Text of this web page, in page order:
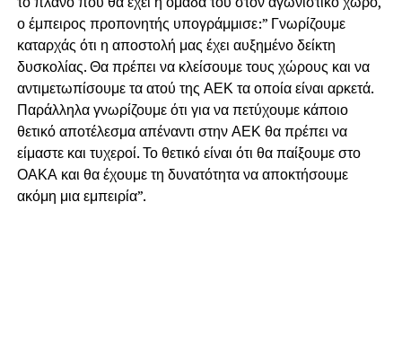
ο έμπειρος προπονητής υπογράμμισε:” Γνωρίζουμε
καταρχάς ότι η αποστολή μας έχει αυξημένο δείκτη
δυσκολίας. Θα πρέπει να κλείσουμε τους χώρους και να
αντιμετωπίσουμε τα ατού της ΑΕΚ τα οποία είναι αρκετά.
Παράλληλα γνωρίζουμε ότι για να πετύχουμε κάποιο
θετικό αποτέλεσμα απέναντι στην ΑΕΚ θα πρέπει να
είμαστε και τυχεροί. Το θετικό είναι ότι θα παίξουμε στο
ΟΑΚΑ και θα έχουμε τη δυνατότητα να αποκτήσουμε
ακόμη μια εμπειρία”.